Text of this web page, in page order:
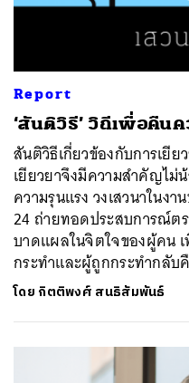
Report
‘สันติวิธี’ วิถีเพื่อคืน
สันติวิธีเกี่ยวข้องกับการเยีย
เยียวยาจึงมีความสำคัญไม่
ความรุนแรง วงเสวนาในง
24 ถ่ายทอดประสบการณ์ต
บาดแผลในจิตใจของผู้คน
กระทำและผู้ถูกกระทำกลับ
โดย กิตติพงศ์ สนธิสัมพันธ์